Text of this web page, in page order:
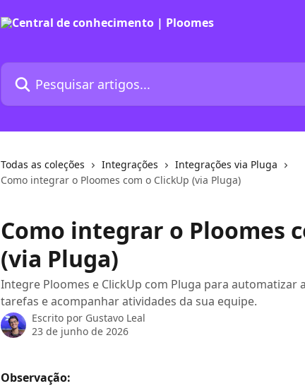
Pesquisar artigos...
Todas as coleções Integrações
Integrações via Pluga
Como integrar o Ploomes com o ClickUp (via Pluga)
Como integrar o Ploomes
(via Pluga)
Integre Ploomes e ClickUp com Pluga para automatizar
tarefas e acompanhar atividades da sua equipe.
Escrito por Gustavo Leal
23 de junho de 2026
Observação: